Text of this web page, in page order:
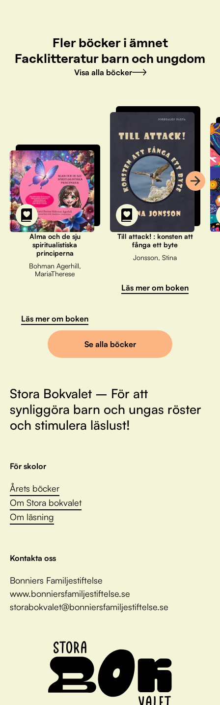
Fler böcker i ämnet
Facklitteratur barn och ungdom
Visa alla böcker
Alma och de sju
spiritualistiska
principerna
Bohman Agerhill,
MariaTherese
Läs mer om boken
Till attack! : konsten att
fånga ett byte
Jonsson, Stina
Läs mer om boken
Se alla böcker
Stora Bokvalet – För att
synliggöra barn och ungas röster
och stimulera läslust!
För skolor
Årets böcker
Om Stora bokvalet
Om läsning
Kontakta oss
Bonniers Familjestiftelse
www.bonniersfamiljestiftelse.se
storabokvalet@bonniersfamiljestiftelse.se